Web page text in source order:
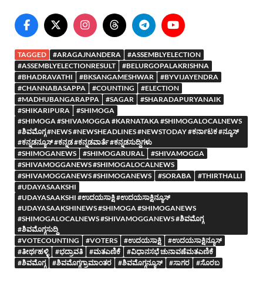
TAGGED #ARAGAJNANDERA
#ASSEMBLYELECTION
#ASSEMBLYELECTIONRESULT
#BELURGOPALAKRISHNA
#BHADRAVATHI
#BKSANGAMESHWAR
#BYVIJAYENDRA
#CHANNABASAPPA
#COUNTING
#ELECTION
#MADHUBANGARAPPA
#SAGAR
#SHARADAPURYANAIK
#SHIKARIPURA
#SHIMOGA
#SHIMOGA #SHIVAMOGGA #KARNATAKA #SHIMOGALOCALNEWS
#ಶಿವಮೊಗ್ಗ #NEWS #NEWSHEADLINES #NEWSTODAY #ಕರ್ನಾಟಕ #ನ್ಯೂಸ್
#ಕನ್ನಡನ್ಯೂಸ್ #ಕನ್ನಡ #ಕನ್ನಡವಾರ್ತೆ #ಕನ್ನಡಸುದ್ದಿಗಳು
#SHIMOGANEWS
#SHIMOGARURAL
#SHIVAMOGGA
#SHIVAMOGGANEWS #SHIMOGALOCALNEWS
#SHIVAMOGGANEWS #SHIMOGANEWS
#SORABA
#THIRTHALLI
#UDAYASAAKSHI
#UDAYASAAKSHI #ಉದಯಸಾಕ್ಷಿ #ಉದಯಸಾಕ್ಷಿನ್ಯೂಸ್
#UDAYASAAKSHINEWS #SHIMOGA #SHIMOGANEWS
#SHIMOGALOCALNEWS #SHIVAMOGGANEWS #ಶಿವಮೊಗ್ಗ
#ಶಿವಮೊಗ್ಗಸುದ್ದಿ
#VOTECOUNTING
#VOTERS #ಉದಯಸಾಕ್ಷಿ
#ಉದಯಸಾಕ್ಷಿನ್ಯೂಸ್
#ತೀರ್ಥಹಳ್ಳಿ
#ಭದ್ರಾವತಿ #ಮತಎಣಿಕೆ
#ವಿಧಾನಸಭೆ ಚುನಾವಣೆಮತಎಣಿಕೆ
#ಶಿವಮೊಗ್ಗ
#ಶಿವಮೊಗ್ಗಗ್ರಾಮಾಂತರ #ಶಿವಮೊಗ್ಗನ್ಯೂಸ್ #ಸಾಗರ #ಸೊರಬ